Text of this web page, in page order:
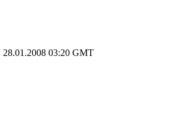
28.01.2008 03:20 GMT